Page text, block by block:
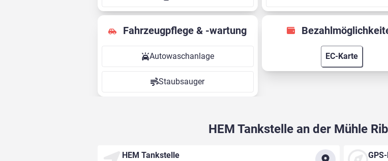
Fahrzeugpflege & -wartung
Autowaschanlage
Staubsauger
EC-Karte
HEM Tankstelle an der Mühle
HEM Tankstelle